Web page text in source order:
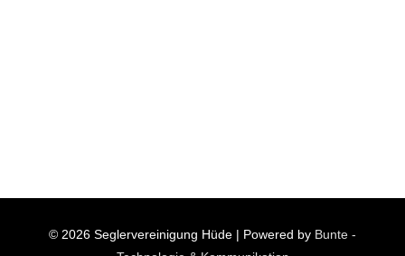
© 2026 Seglervereinigung Hüde | Powered by Bunte -